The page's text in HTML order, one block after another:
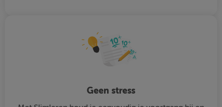
Geen stress